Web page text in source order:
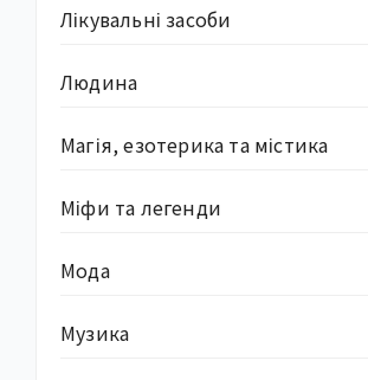
Лікувальні засоби
Людина
Магія, езотерика та містика
Міфи та легенди
Мода
Музика